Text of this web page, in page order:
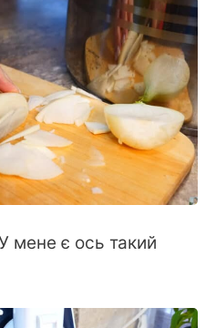
мене є ось такий